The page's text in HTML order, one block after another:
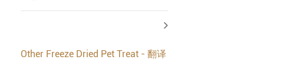
Other Freeze Dried Pet Treat - 翻译